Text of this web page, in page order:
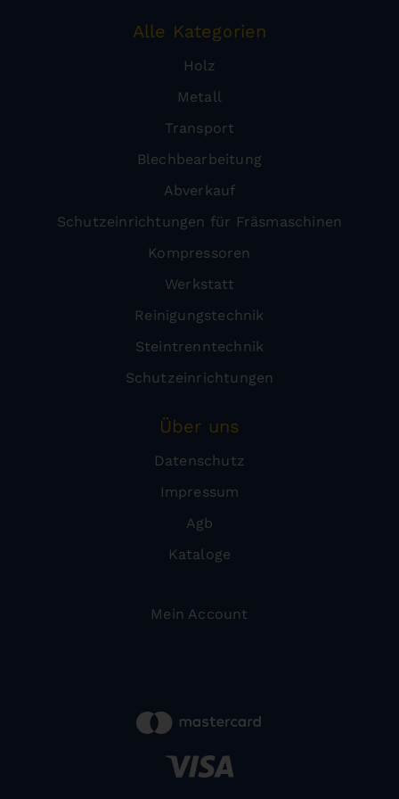
Alle Kategorien
Holz
Metall
Transport
Blechbearbeitung
Abverkauf
Schutzeinrichtungen für Fräsmaschinen
Kompressoren
Werkstatt
Reinigungstechnik
Steintrenntechnik
Schutzeinrichtungen
Über uns
Datenschutz
Impressum
Agb
Kataloge
Mein Account